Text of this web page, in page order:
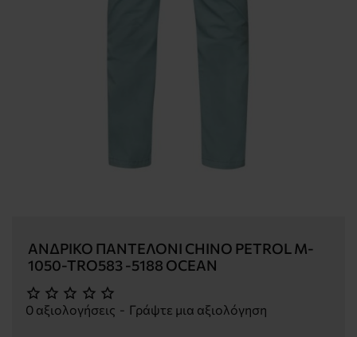
ΑΝΔΡΙΚΌ ΠΑΝΤΕΛΌΝΙ CHINO PETROL M-
1050-TRO583 -5188 OCEAN
0 αξιολογήσεις - Γράψτε μια αξιολόγηση